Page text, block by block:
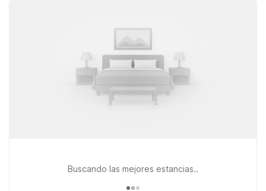
Buscando las mejores estancias..